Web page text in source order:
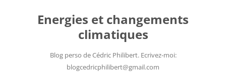
contenuEnergies et changements
climatiques
Blog perso de Cédric Philibert. Ecrivez-moi:
blogcedricphilibert@gmail.com